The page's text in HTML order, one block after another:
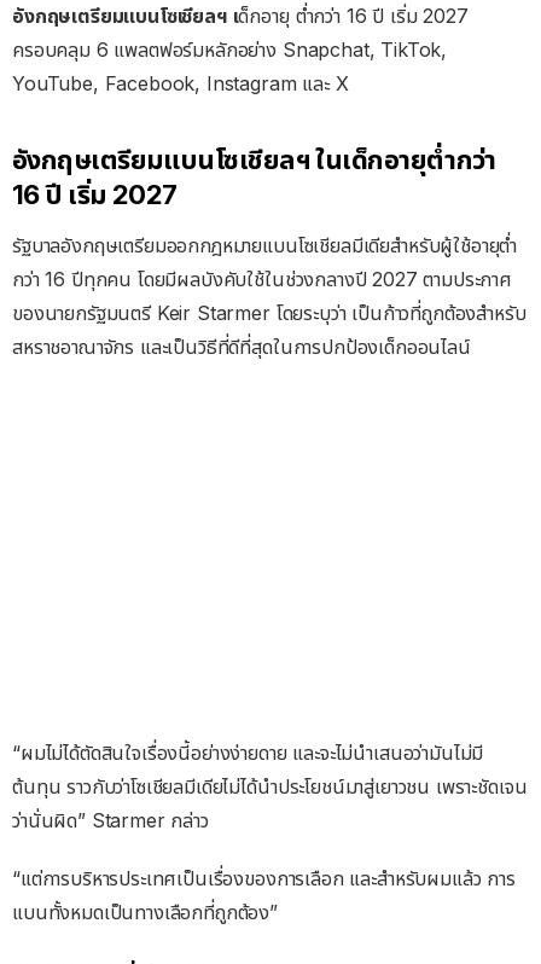
อังกฤษเตรียมแบนโซเชียลฯ เด็กอายุ ต่ำกว่า 16 ปี เริ่ม 2027
ครอบคลุม 6 แพลตฟอร์มหลักอย่าง Snapchat, TikTok,
YouTube, Facebook, Instagram และ X
อังกฤษเตรียมแบนโซเชียลฯ ในเด็กอายุต่ำกว่า
16 ปี เริ่ม 2027
รัฐบาลอังกฤษเตรียมออกกฎหมายแบนโซเชียลมีเดียสำหรับผู้ใช้อายุต่ำ
กว่า 16 ปีทุกคน โดยมีผลบังคับใช้ในช่วงกลางปี 2027 ตามประกาศ
ของนายกรัฐมนตรี Keir Starmer โดยระบุว่า เป็นก้าวที่ถูกต้องสำหรับ
สหราชอาณาจักร และเป็นวิธีที่ดีที่สุดในการปกป้องเด็กออนไลน์
“ผมไม่ได้ตัดสินใจเรื่องนี้อย่างง่ายดาย และจะไม่นำเสนอว่ามันไม่มี
ต้นทุน ราวกับว่าโซเชียลมีเดียไม่ได้นำประโยชน์มาสู่เยาวชน เพราะชัดเจน
ว่านั่นผิด” Starmer กล่าว
“แต่การบริหารประเทศเป็นเรื่องของการเลือก และสำหรับผมแล้ว การ
แบนทั้งหมดเป็นทางเลือกที่ถูกต้อง”